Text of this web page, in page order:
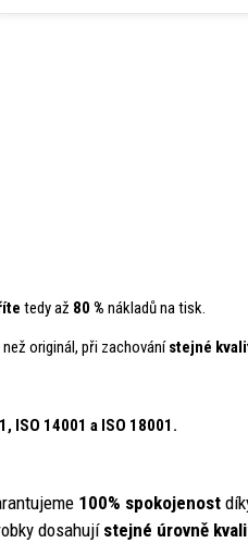
tedy až 80 % nákladů na tisk.
než originál, při zachovánístejné
ISO 14001 a ISO 18001.
100% spokojenost
dosahují stejné úrovně